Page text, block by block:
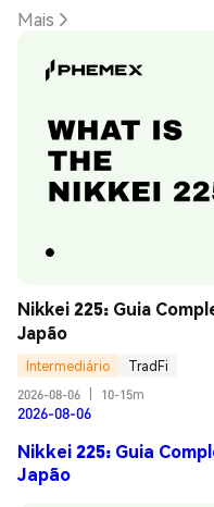
Mais
Nikkei 225: Guia
Japão
Intermediário
TradFi
2026-08-06
10-15m
2026-08-06
Nikkei 225: Guia
Japão